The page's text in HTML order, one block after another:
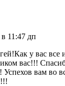
11:47 дп
у вас
вас!!!
Успехов вам во